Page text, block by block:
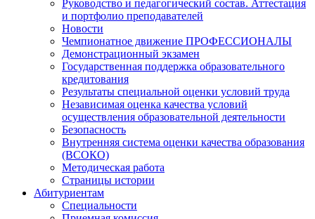
Руководство и педагогический состав. Аттестация
и портфолио преподавателей
Новости
Чемпионатное движение ПРОФЕССИОНАЛЫ
Демонстрационный экзамен
Государственная поддержка образовательного
кредитования
Результаты специальной оценки условий труда
Независимая оценка качества условий
осуществления образовательной деятельности
Безопасность
Внутренняя система оценки качества образования
(ВСОКО)
Методическая работа
Страницы истории
Абитуриентам
Специальности